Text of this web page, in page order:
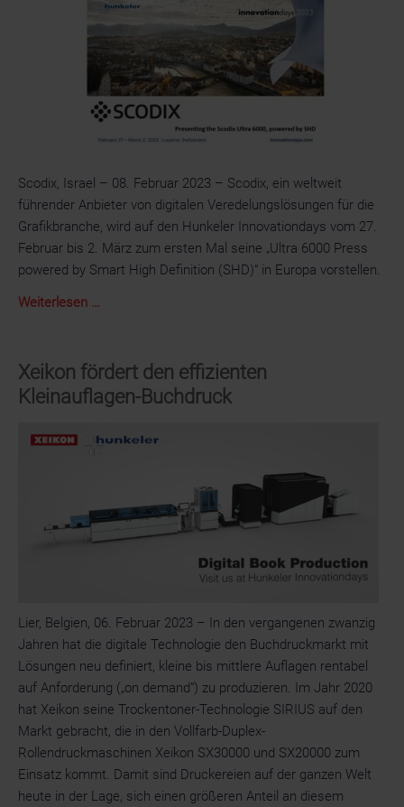
Scodix, Israel – 08. Februar 2023 – Scodix, ein weltweit
führender Anbieter von digitalen Veredelungslösungen für die
Grafikbranche, wird auf den Hunkeler Innovationdays vom 27.
Februar bis 2. März zum ersten Mal seine „Ultra 6000 Press
powered by Smart High Definition (SHD)“ in Europa vorstellen.
Weiterlesen …
Press
Powered
by
bei
Hunkeler
Xeikon fördert den effizienten
Kleinauflagen-Buchdruck
Lier, Belgien, 06. Februar 2023 – In den vergangenen zwanzig
Jahren hat die digitale Technologie den Buchdruckmarkt mit
Lösungen neu definiert, kleine bis mittlere Auflagen rentabel
auf Anforderung („on demand“) zu produzieren. Im Jahr 2020
hat Xeikon seine Trockentoner-Technologie SIRIUS auf den
Markt gebracht, die in den Vollfarb-Duplex-
Rollendruckmaschinen Xeikon SX30000 und SX20000 zum
Einsatz kommt. Damit sind Druckereien auf der ganzen Welt
heute in der Lage, sich einen größeren Anteil an diesem